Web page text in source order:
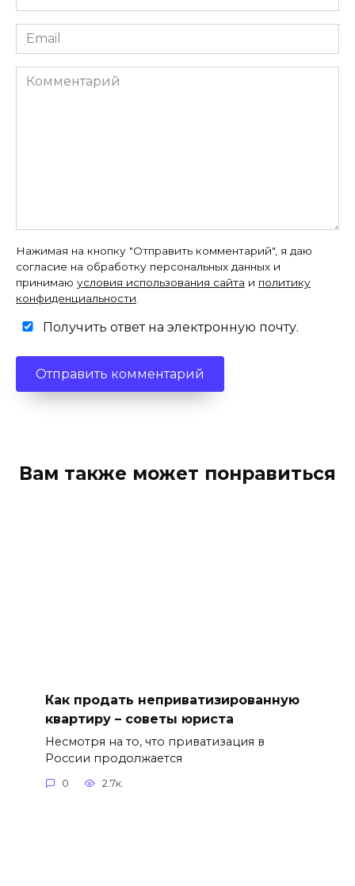
*
Email
*
Комментарий
Нажимая на кнопку "Отправить комментарий", я даю
согласие на обработку персональных данных и
принимаю условия использования сайта и политику
конфиденциальности
Получить ответ на электронную почту.
Вам также может понравиться
Как продать неприватизированную
квартиру – советы юриста
Несмотря на то, что приватизация в
России продолжается
0 2.7к.